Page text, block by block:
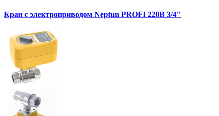
Кран с электроприводом Neptun PROFI 220В 3/4"